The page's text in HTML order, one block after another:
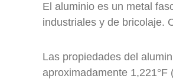
El aluminio es un metal
industriales y de bricolaje.
Las propiedades del
aproximadamente